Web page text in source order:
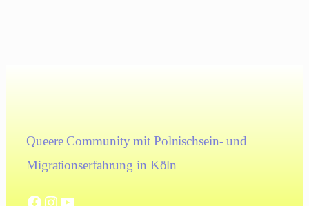
Queere Community mit Polnischsein- und
Migrationserfahrung in Köln
Facebook Instagram YouTube